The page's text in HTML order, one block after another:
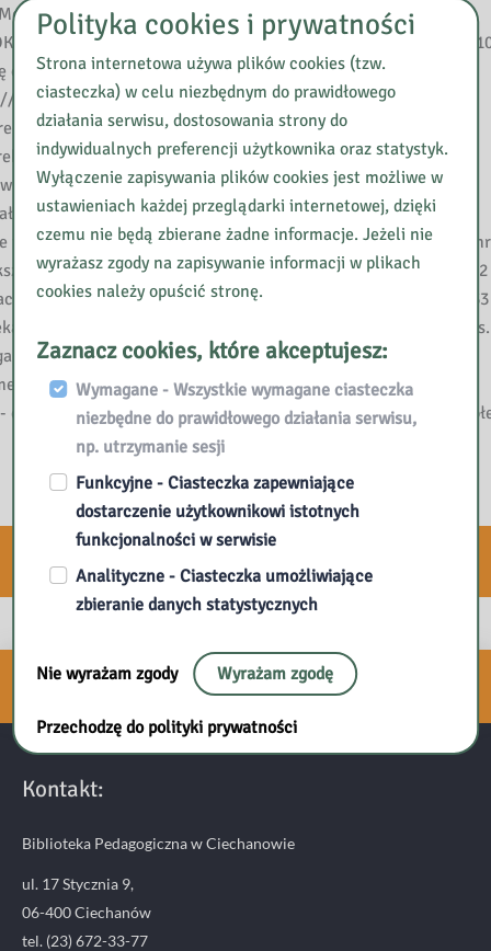
2015, nr 1, s. 19-24
jest okay? // Język Polski w Szkole IV-VI.- 2006/2007, nr 4, s.
// Psychologia w Szkole.- 2007, nr 3, s. 33-44
Psychologia w Szkole.- 2006, nr 2, s. 13-20
Szkoły.- 2004, nr 6, s. 22-23
szkoły.- 2017, nr 5, s. 56-57
2007, nr 4, s. 55-60
Dyrektor Szkoły.- 2005, nr 5, s. 15-18
sumujące (próba porównania) // Wszystko dla Szkoły.- 2010,
w metodzie projektu // Meritum.- 2015, nr 1, s. 45-52
wczesnoszkolnej // Języki Obce w Szkole.- 2011, nr 4, s. 30-33
na problemy edukacji // Dyrektor Szkoły.- 2008, nr 7,
szkołę // Dyrektor Szkoły.- 2008, nr 2, s. 45-47
2010, nr 2, s. 20
strategie i dobre praktyki kształcenia kompetencji
E-usługi
Zapisz się do naszego
NEWSLETTERA
Kontakt:
Biblioteka Pedagogiczna w Ciechanowie
ul. 17 Stycznia 9,
06-400 Ciechanów
tel. (23) 672-33-77
Polityka cookies i prywatności
Strona internetowa używa plików cookies (tzw.
ciasteczka) w celu niezbędnym do prawidłowego
działania serwisu, dostosowania strony do
indywidualnych preferencji użytkownika oraz statystyk.
Wyłączenie zapisywania plików cookies jest możliwe w
ustawieniach każdej przeglądarki internetowej, dzięki
czemu nie będą zbierane żadne informacje. Jeżeli nie
wyrażasz zgody na zapisywanie informacji w plikach
cookies należy opuścić stronę.
Zaznacz cookies, które akceptujesz:
Wymagane - Wszystkie wymagane ciasteczka
niezbędne do prawidłowego działania serwisu,
np. utrzymanie sesji
Funkcyjne - Ciasteczka zapewniające
dostarczenie użytkownikowi istotnych
funkcjonalności w serwisie
Analityczne - Ciasteczka umożliwiające
zbieranie danych statystycznych
Nie wyrażam zgody Wyrażam zgodę
Przechodzę do polityki prywatności